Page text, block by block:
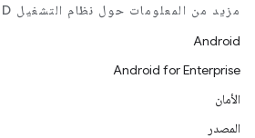
مزيد من المعلومات حول نظام التشغيل ANDROID
Android
Android for Enterprise
الأمان
المصدر